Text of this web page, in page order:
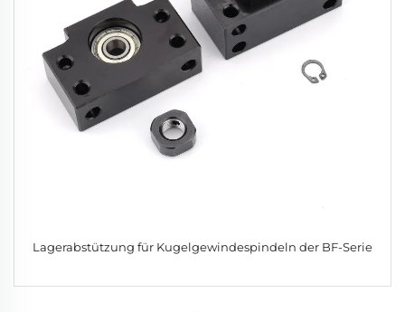
Lagerabstützung für Kugelgewindespindeln der BF-Serie